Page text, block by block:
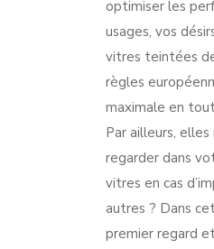
optimiser les
usages, vos
vitres teintées
règles
maximale en
Par ailleurs,
regarder dans
vitres en cas
autres ? Dans
premier regard